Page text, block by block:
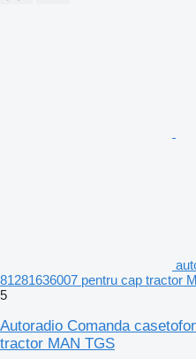
81281636007 pentru cap tractor
5
Autoradio Comanda
tractor MAN TGS